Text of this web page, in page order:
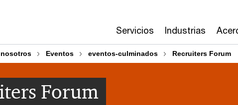
Servicios Industrias
Eventos eventos-culminados Recruiters Forum
Forum